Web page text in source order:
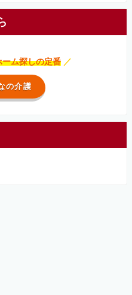
ム探しの定番 ／
の介護